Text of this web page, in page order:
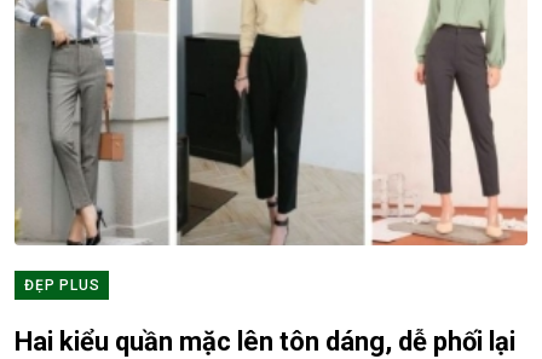
ĐẸP PLUS
Hai kiểu quần mặc lên tôn dáng, dễ phối lại